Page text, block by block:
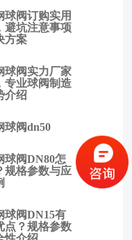
球阀订购实用
避坑注意事项
方案
球阀实力厂家
专业球阀制造
介绍
球阀dn50
球阀DN80怎
规格参数与应
球阀DN15有
点？规格参数